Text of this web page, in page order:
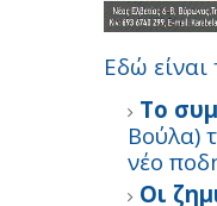
Εδώ
Το
Βούλα)
νέο
Οι